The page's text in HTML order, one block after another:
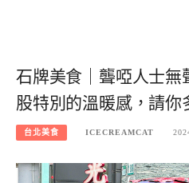
石牌美食｜聾啞人士無
股特別的溫暖感，請你
台北美食 ICECREAMCAT